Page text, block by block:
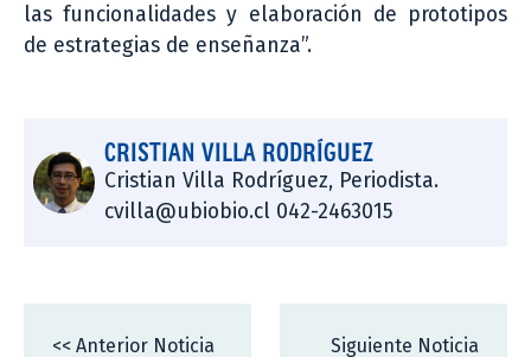
las funcionalidades y elaboración de prototipos
de estrategias de enseñanza”.
CRISTIAN VILLA RODRÍGUEZ
Cristian Villa Rodríguez, Periodista.
cvilla@ubiobio.cl 042-2463015
<< Anterior Noticia
Siguiente Noticia